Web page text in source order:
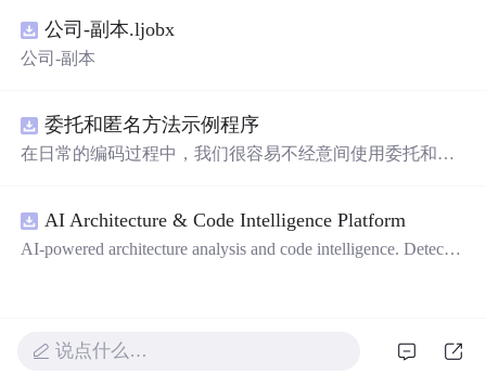
吉祥物，会说话、能感知周围环境、可作为真实参与者加
入你的 Google Meet 会议、跨周记住你，即使你停止输入
公司-副本.ljobx
公司-副本
委托和匿名方法示例程序
在日常的编码过程中，我们很容易不经意间使用委托和匿
的完整项目示例。
AI Architecture & Code Intelligence Platform
AI-powered architecture analysis and code intelligence. Detects
说点什么…